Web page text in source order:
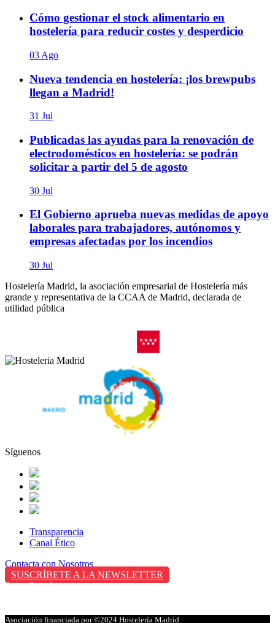
Cómo gestionar el stock alimentario en
hostelería para reducir costes y desperdicio
03 Ago
Nueva tendencia en hostelería: ¡los brewpubs
llegan a Madrid!
31 Jul
Publicadas las ayudas para la renovación de
electrodomésticos en hostelería: se podrán
solicitar a partir del 5 de agosto
30 Jul
El Gobierno aprueba nuevas medidas de apoyo
laborales para trabajadores, autónomos y
empresas afectadas por los incendios
30 Jul
Hostelería Madrid, la asociación empresarial de Hostelería más
grande y representativa de la CCAA de Madrid, declarada de
utilidad pública
Síguenos
Transparencia
Canal Ético
Contacta con Nosotros
SUSCRÍBETE A LA NEWSLETTER
Aviso Legal
Asociación financiada por ©2024 Hostelería Madrid.